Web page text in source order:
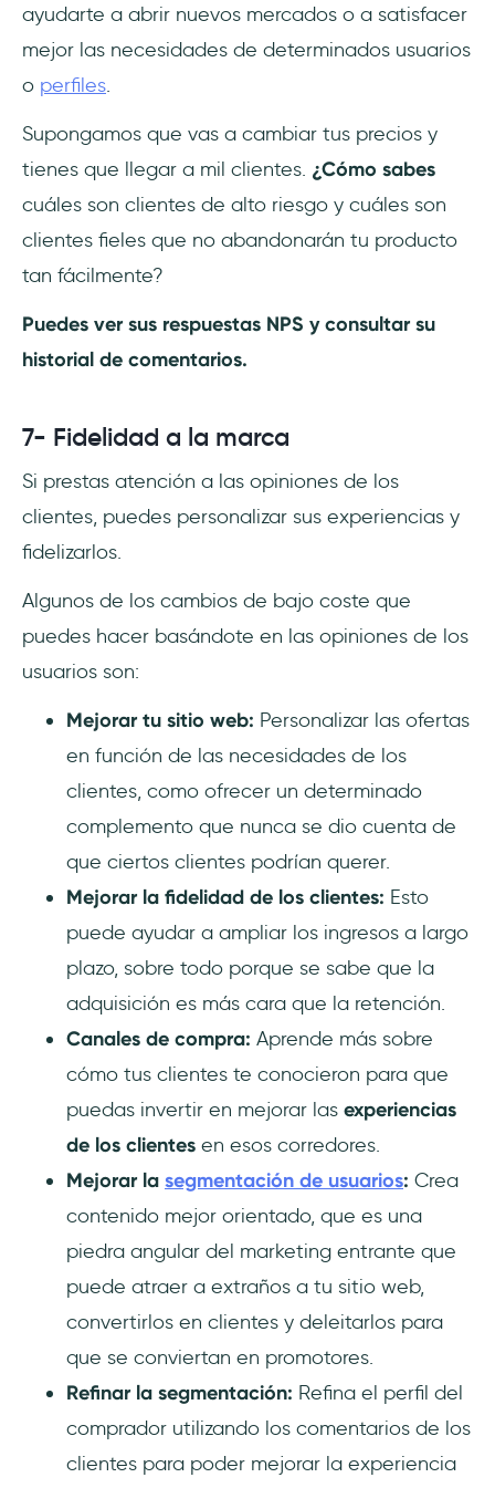
ayudarte a abrir nuevos mercados o a satisfacer
mejor las necesidades de determinados usuarios
o perfiles.
Supongamos que vas a cambiar tus precios y
tienes que llegar a mil clientes. ¿Cómo sabes
cuáles son clientes de alto riesgo y cuáles son
clientes fieles que no abandonarán tu producto
tan fácilmente?
Puedes ver sus respuestas NPS y consultar su
historial de comentarios.
7- Fidelidad a la marca
Si prestas atención a las opiniones de los
clientes, puedes personalizar sus experiencias y
fidelizarlos.
Algunos de los cambios de bajo coste que
puedes hacer basándote en las opiniones de los
usuarios son:
Mejorar tu sitio web: Personalizar las ofertas
en función de las necesidades de los
clientes, como ofrecer un determinado
complemento que nunca se dio cuenta de
que ciertos clientes podrían querer.
Mejorar la fidelidad de los clientes: Esto
puede ayudar a ampliar los ingresos a largo
plazo, sobre todo porque se sabe que la
adquisición es más cara que la retención.
Canales de compra: Aprende más sobre
cómo tus clientes te conocieron para que
puedas invertir en mejorar las experiencias
de los clientes en esos corredores.
Mejorar la segmentación de usuarios: Crea
contenido mejor orientado, que es una
piedra angular del marketing entrante que
puede atraer a extraños a tu sitio web,
convertirlos en clientes y deleitarlos para
que se conviertan en promotores.
Refinar la segmentación: Refina el perfil del
comprador utilizando los comentarios de los
clientes para poder mejorar la experiencia